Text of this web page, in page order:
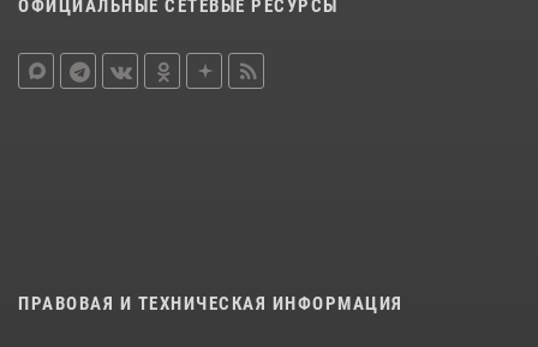
ОФИЦИАЛЬНЫЕ СЕТЕВЫЕ РЕСУРСЫ
ПРАВОВАЯ И ТЕХНИЧЕСКАЯ ИНФОРМАЦИЯ